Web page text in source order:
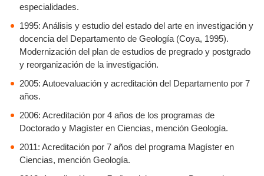
especialidades.
1995: Análisis y estudio del estado del arte en investigación y
docencia del Departamento de Geología (Coya, 1995).
Modernización del plan de estudios de pregrado y postgrado
y reorganización de la investigación.
2005: Autoevaluación y acreditación del Departamento por 7
años.
2006: Acreditación por 4 años de los programas de
Doctorado y Magíster en Ciencias, mención Geología.
2011: Acreditación por 7 años del programa Magíster en
Ciencias, mención Geología.